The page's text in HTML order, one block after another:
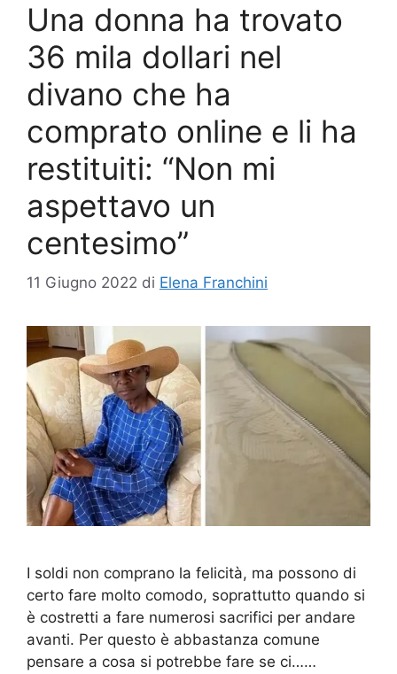
Una donna ha trovato
36 mila dollari nel
divano che ha
comprato online e li ha
restituiti: “Non mi
aspettavo un
centesimo”
11 Giugno 2022 di Elena Franchini
I soldi non comprano la felicità, ma possono di
certo fare molto comodo, soprattutto quando si
è costretti a fare numerosi sacrifici per andare
avanti. Per questo è abbastanza comune
pensare a cosa si potrebbe fare se ci……